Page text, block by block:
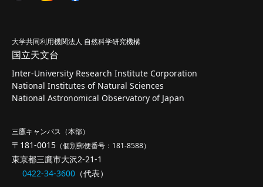
大学共同利用機関法人 自然科学研究機構
国立天文台
Inter-University Research Institute Corporation
National Institutes of Natural Sciences
National Astronomical Observatory of Japan
三鷹キャンパス（本部）
〒181-0015 （個別郵便番号：181-8588）
東京都三鷹市大沢2-21-1
0422-34-3600 （代表）